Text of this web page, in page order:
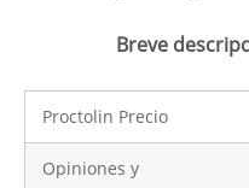
Breve
Proctolin Precio
Opiniones y